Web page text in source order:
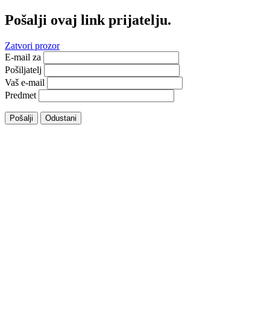
Pošalji ovaj link prijatelju.
Zatvori prozor
E-mail za
Pošiljatelj
Vaš e-mail
Predmet
Pošalji Odustani